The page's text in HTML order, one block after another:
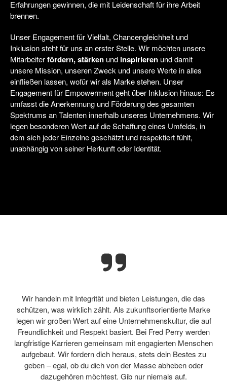
Erfahrungen gewinnen, die mit Leidenschaft für ihre Arbeit
brennen.
Unser Engagement für Vielfalt, Chancengleichheit und
Inklusion steht für uns an erster Stelle. Wir möchten unsere
Mitarbeiterfördern, stärken und inspirieren und damit
unsere Mission, unseren Zweck und unsere Werte in alles
einfließen lassen, wofür wir als Marke stehen. Unser
Engagement für Empowerment geht über Inklusion hinaus: Es
umfasst die Anerkennung und Förderung des gesamten
Spektrums an Talenten innerhalb unseres Unternehmens. Wir
legen besonderen Wert auf die Schaffung eines Umfelds, in
dem sich jeder Einzelne geschätzt und respektiert fühlt,
unabhängig von seiner Herkunft oder Identität.
Wir handeln mit Integrität und bieten Leistungen, die das
schützen, was wirklich zählt. Als zukunftsorientierte Marke
legen wir großen Wert auf eine Unternehmenskultur, die auf
Freundlichkeit und Respekt basiert. Bei Fred Perry werden
langfristige Karrieren gemeinsam mit engagierten Menschen
aufgebaut. Wir fordern dich heraus, stets dein Bestes zu
geben – egal, ob du dich von der Masse abheben oder
dazugehören möchtest. Gib nur niemals auf.